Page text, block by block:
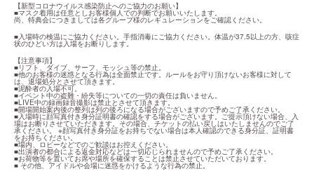
【新型コロナウイルス感染防止へのご協力のお願い】
■マスク着用は任意としお客様個人での判断でお願いいたします。
尚、特典会につきましては各グループ様のレギュレーションをご確認ください。
■入場時の検温にご協力ください。手指消毒にご協力ください。体温が37.5以上の方、咳症
状のひどい方は入場をお断りします。
【注意事項】
■リフト、ダイブ、サーフ、モッシュ等の禁止。
■他のお客様の迷惑となる行為は全面禁止です。ルールをお守り頂けないお客様に対して
は、退場処分とさせて頂きます。
■泥酔者の入場不可。
■イベント中の盗難・紛失等についての一切の責任は負いません。
■LIVE中の録画録音撮影は禁止とさせて頂きます。
■開場開始案内後の整列は列の後ろになる場合がございますので予めご了承ください。
■入場時に顔写真付き身分証明書の確認をする場合がございます。ご提示頂けない場合、入
場はお断りさせていただきます。その場合、チケットの払い戻しはいたしませんのでご了
承ください。 ※顔写真付き身分証をお持ちでない場合は本人確認のできる身分証、証明書
をお持ちください。
■場内、ロビーなどでのご歓談はお控えください。
■出演者の都合による返金対応などは一切応じられませんので予めご了承ください。
■お荷物等を置いてお席や場所を確保することは禁止させていただいております。
■ その他、アイドルや会場に迷惑をかけるような行為の禁止。